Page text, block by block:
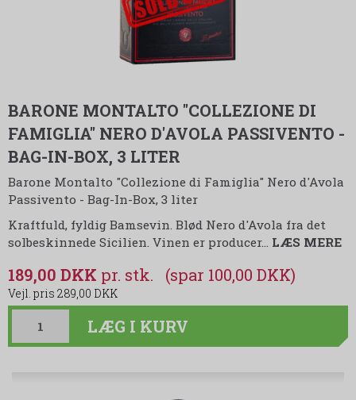
BARONE MONTALTO "COLLEZIONE DI
FAMIGLIA" NERO D'AVOLA PASSIVENTO -
BAG-IN-BOX, 3 LITER
Barone Montalto "Collezione di Famiglia" Nero d'Avola
Passivento - Bag-In-Box, 3 liter
Kraftfuld, fyldig Bamsevin. Blød Nero d'Avola fra det
solbeskinnede Sicilien. Vinen er producer… LÆS MERE
189,00 DKK
289,00 DKK
(spar 100,00 DKK)
LÆG I KURV